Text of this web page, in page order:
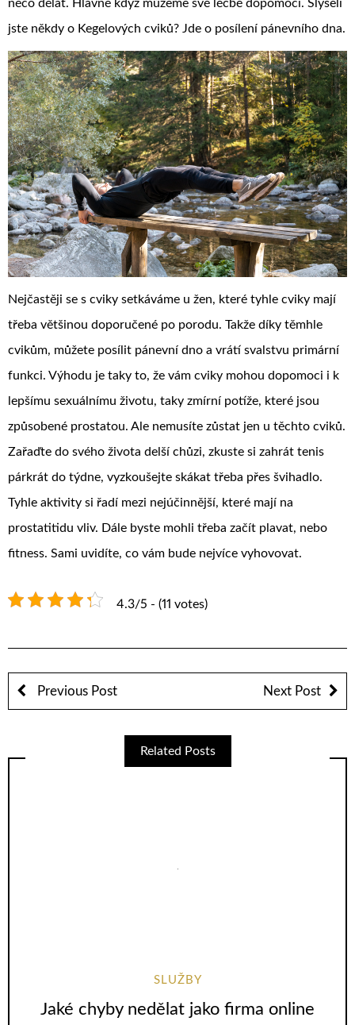
něco dělat. Hlavně když můžeme své léčbě dopomoci. Slyšeli
jste někdy o Kegelových cviků? Jde o posílení pánevního dna.
Nejčastěji se s cviky setkáváme u žen, které tyhle cviky mají
třeba většinou doporučené po porodu. Takže díky těmhle
cvikům, můžete posílit pánevní dno a vrátí svalstvu primární
funkci. Výhodu je taky to, že vám cviky mohou dopomoci i k
lepšímu sexuálnímu životu, taky zmírní potíže, které jsou
způsobené prostatou. Ale nemusíte zůstat jen u těchto cviků.
Zařaďte do svého života delší chůzi, zkuste si zahrát tenis
párkrát do týdne, vyzkoušejte skákat třeba přes švihadlo.
Tyhle aktivity si řadí mezi nejúčinnější, které mají na
prostatitidu vliv. Dále byste mohli třeba začít plavat, nebo
fitness. Sami uvidíte, co vám bude nejvíce vyhovovat.
4.3/5 - (11 votes)
Previous Post Next Post
Related Posts
SLUŽBY
Jaké chyby nedělat jako firma online